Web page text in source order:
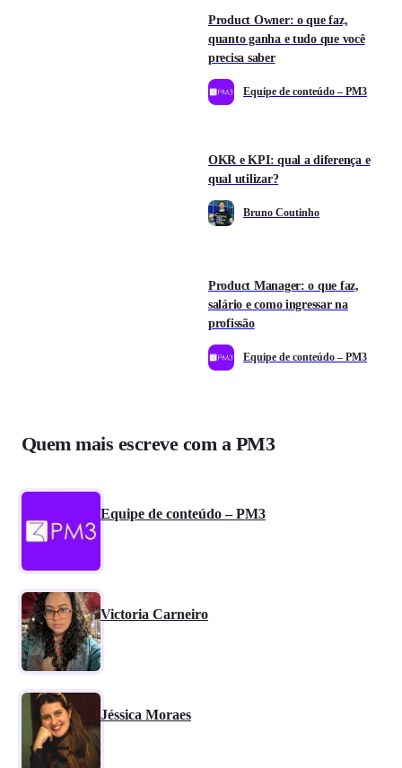
Product Owner: o que faz,
quanto ganha e tudo que você
precisa saber
Equipe de conteúdo – PM3
OKR e KPI: qual a diferença e
qual utilizar?
Bruno Coutinho
Product Manager: o que faz,
salário e como ingressar na
profissão
Equipe de conteúdo – PM3
Quem mais escreve com a PM3
Equipe de conteúdo – PM3
Victoria Carneiro
Jéssica Moraes